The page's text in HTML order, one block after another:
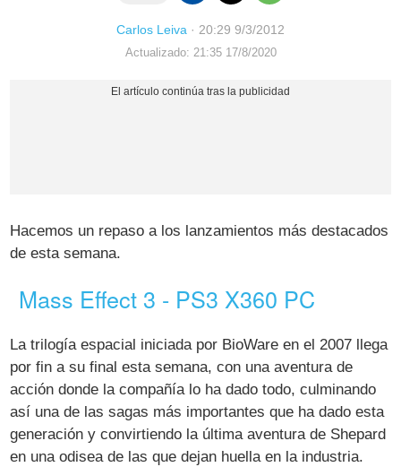
Carlos Leiva · 20:29 9/3/2012
Actualizado: 21:35 17/8/2020
Hacemos un repaso a los lanzamientos más destacados
de esta semana.
Mass Effect 3 - PS3 X360 PC
La trilogía espacial iniciada por BioWare en el 2007 llega
por fin a su final esta semana, con una aventura de
acción donde la compañía lo ha dado todo, culminando
así una de las sagas más importantes que ha dado esta
generación y convirtiendo la última aventura de Shepard
en una odisea de las que dejan huella en la industria.